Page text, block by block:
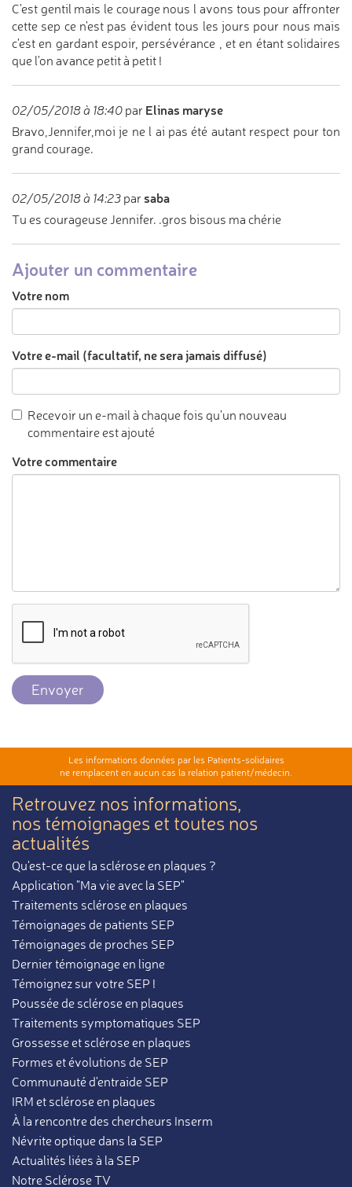
C'est gentil mais le courage nous l avons tous pour affronter
cette sep ce n'est pas évident tous les jours pour nous mais
c'est en gardant espoir, persévérance , et en étant solidaires
que l'on avance petit à petit !
02/05/2018 à 18:40 par Elinas maryse
Bravo,Jennifer,moi je ne l ai pas été autant respect pour ton
grand courage.
02/05/2018 à 14:23 par saba
Tu es courageuse Jennifer. .gros bisous ma chérie
Ajouter un commentaire
Votre nom
Votre e-mail (facultatif, ne sera jamais diffusé)
Recevoir un e-mail à chaque fois qu'un nouveau
commentaire est ajouté
Votre commentaire
Envoyer
Les informations données par les Patients-solidaires
ne remplacent en aucun cas la relation patient/médecin.
Retrouvez nos informations,
nos témoignages et toutes nos
actualités
Qu'est-ce que la sclérose en plaques ?
Application "Ma vie avec la SEP"
Traitements sclérose en plaques
Témoignages de patients SEP
Témoignages de proches SEP
Dernier témoignage en ligne
Témoignez sur votre SEP !
Poussée de sclérose en plaques
Traitements symptomatiques SEP
Grossesse et sclérose en plaques
Formes et évolutions de SEP
Communauté d'entraide SEP
IRM et sclérose en plaques
À la rencontre des chercheurs Inserm
Névrite optique dans la SEP
Actualités liées à la SEP
Notre Sclérose TV